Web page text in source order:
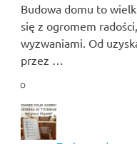
Budowa domu to
się z ogromem
wyzwaniami. Od
przez …